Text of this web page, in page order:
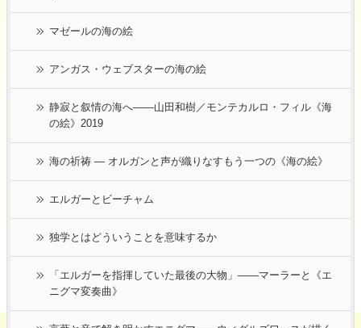
マゼールの海の絵
アンガス・ウェブスターの海の絵
静寂と叙情の海へ――山田和樹／モンテカルロ・フィル《海
の絵》2019
海の祈祷 ― オルガンと声が織りなすもう一つの《海の絵》
エルガーとビーチャム
独学とはどういうことを意味するか
「エルガーを指揮していた最後の大物」――マーラーと《エ
ニグマ変奏曲》